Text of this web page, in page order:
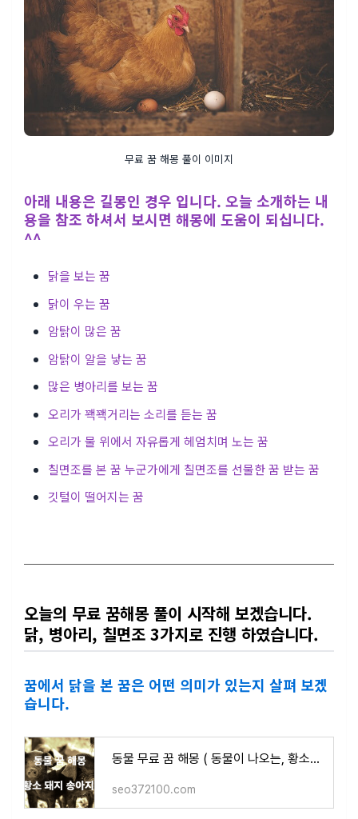
무료 꿈 해몽 풀이 이미지
아래 내용은 길몽인 경우 입니다. 오늘 소개하는 내
용을 참조 하셔서 보시면 해몽에 도움이 되십니다.
^^
닭을 보는 꿈
닭이 우는 꿈
암탉이 많은 꿈
암탉이 알을 낳는 꿈
많은 병아리를 보는 꿈
오리가 꽥꽥거리는 소리를 듣는 꿈
오리가 물 위에서 자유롭게 헤엄치며 노는 꿈
칠면조를 본 꿈 누군가에게 칠면조를 선물한 꿈 받는 꿈
깃털이 떨어지는 꿈
오늘의 무료 꿈해몽 풀이 시작해 보겠습니다.
닭, 병아리, 칠면조 3가지로 진행 하였습니다.
꿈에서 닭을 본 꿈은 어떤 의미가 있는지 살펴 보겠
습니다.
동물 무료 꿈 해몽 ( 동물이 나오는, 황소가 나오는, 돼지가 나오는, 송아지가 나오는 꿈 의미 )
seo372100.com